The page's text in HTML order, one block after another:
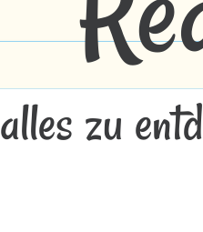
alles zu